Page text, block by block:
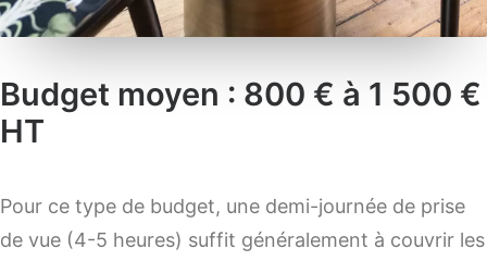
Budget moyen : 800 € à 1 500 €
HT
Pour ce type de budget, une demi-journée de prise
de vue (4-5 heures) suffit généralement à couvrir les